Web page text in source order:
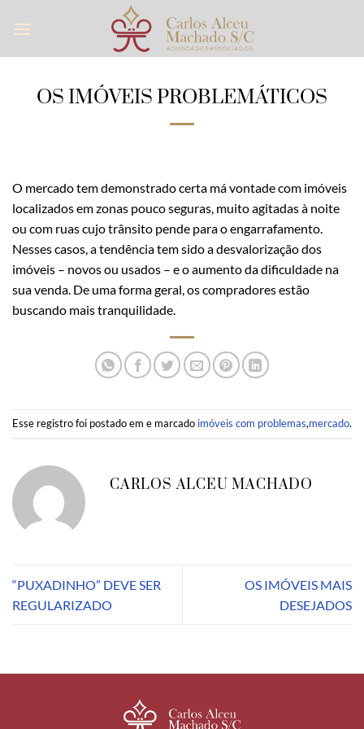
OS IMÓVEIS PROBLEMÁTICOS
O mercado tem demonstrado certa má vontade com imóveis
localizados em zonas pouco seguras, muito agitadas à noite
ou com ruas cujo trânsito pende para o engarrafamento.
Nesses casos, a tendência tem sido a desvalorização dos
imóveis – novos ou usados – e o aumento da dificuldade na
sua venda. De uma forma geral, os compradores estão
buscando mais tranquilidade.
Esse registro foi postado em e marcado imóveis com problemas,mercado.
CARLOS ALCEU MACHADO
“PUXADINHO” DEVE SER
REGULARIZADO
OS IMÓVEIS MAIS
DESEJADOS